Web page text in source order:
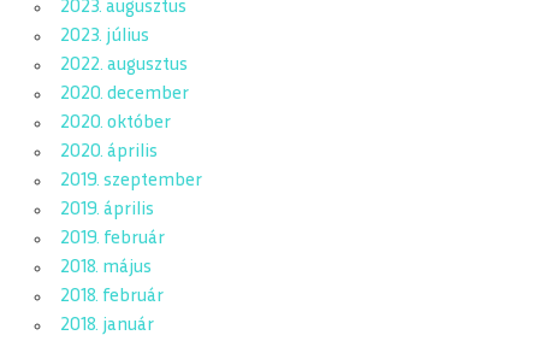
2023. augusztus
2023. július
2022. augusztus
2020. december
2020. október
2020. április
2019. szeptember
2019. április
2019. február
2018. május
2018. február
2018. január